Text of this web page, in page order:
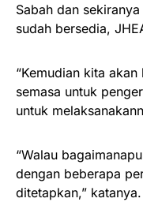
Sabah dan
sudah bersedia,
“Kemudian kita
semasa untuk
untuk
“Walau
dengan beberapa
ditetapkan,” katanya.